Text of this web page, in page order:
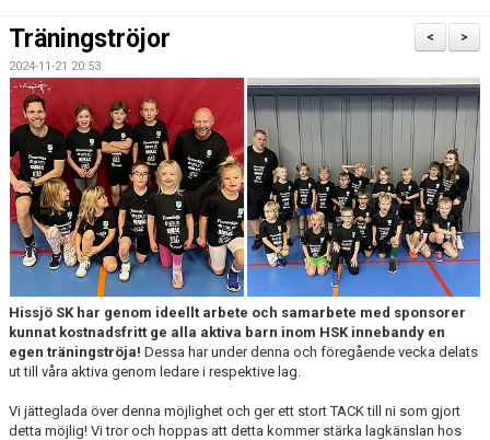
>
<
Träningströjor
2024-11-21 20:53
Hissjö SK har genom ideellt arbete och samarbete med sponsorer
kunnat kostnadsfritt ge alla aktiva barn inom HSK innebandy en
egen träningströja! Dessa har under denna och föregående vecka delats
ut till våra aktiva genom ledare i respektive lag.
Vi jätteglada över denna möjlighet och ger ett stort TACK till ni som gjort
detta möjlig! Vi tror och hoppas att detta kommer stärka lagkänslan hos